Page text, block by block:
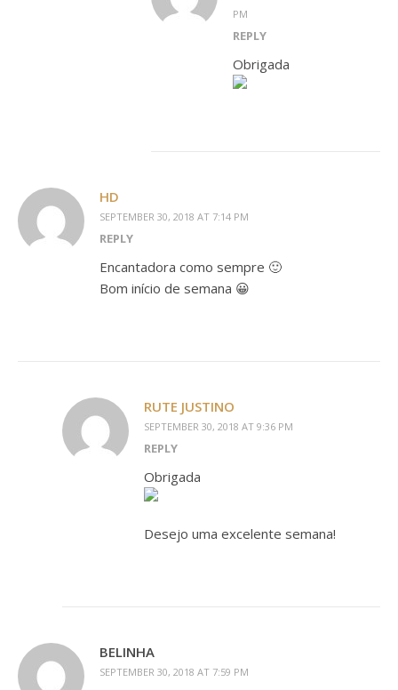
PM
REPLY
Obrigada
HD
SEPTEMBER 30, 2018 AT 7:14 PM
REPLY
Encantadora como sempre 🙂
Bom início de semana 😀
RUTE JUSTINO
SEPTEMBER 30, 2018 AT 9:36 PM
REPLY
Obrigada
Desejo uma excelente semana!
BELINHA
SEPTEMBER 30, 2018 AT 7:59 PM